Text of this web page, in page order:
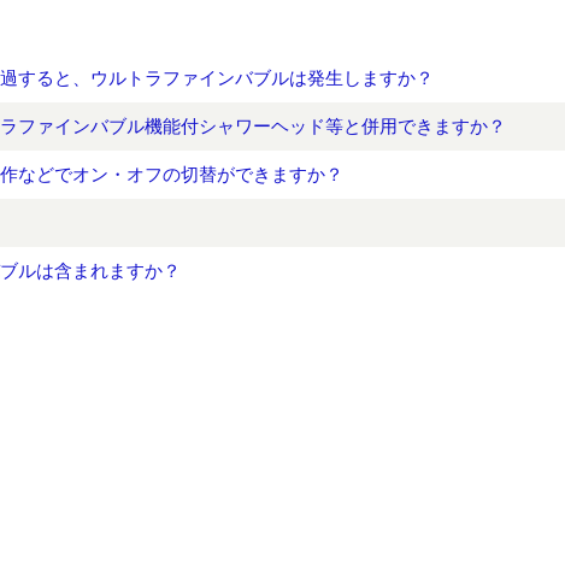
すると、ウルトラファインバブルは発生しますか？
ファインバブル機能付シャワーヘッド等と併用できますか？
などでオン・オフの切替ができますか？
ルは含まれますか？